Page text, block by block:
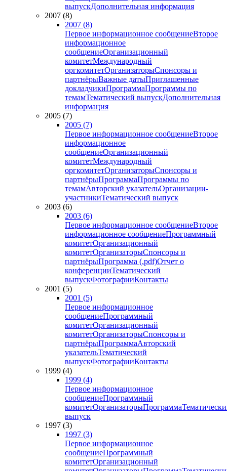
выпускДополнительная информация
2007 (8)
2007 (8)
Первое информационное сообщениеВторое
информационное
сообщениеОрганизационный
комитетМеждународный
оргкомитетОрганизаторыСпонсоры и
партнёрыВажные датыПриглашенные
докладчикиПрограммаПрограммы по
темамТематический выпускДополнительная
информация
2005 (7)
2005 (7)
Первое информационное сообщениеВторое
информационное
сообщениеОрганизационный
комитетМеждународный
оргкомитетОрганизаторыСпонсоры и
партнёрыПрограммаПрограммы по
темамАвторский указательОрганизации-
участникиТематический выпуск
2003 (6)
2003 (6)
Первое информационное сообщениеВторое
информационное сообщениеПрограммный
комитетОрганизационный
комитетОрганизаторыСпонсоры и
партнёрыПрограмма (.pdf)Отчет о
конференцииТематический
выпускФотографииКонтакты
2001 (5)
2001 (5)
Первое информационное
сообщениеПрограммный
комитетОрганизационный
комитетОрганизаторыСпонсоры и
партнёрыПрограммаАвторский
указательТематический
выпускФотографииКонтакты
1999 (4)
1999 (4)
Первое информационное
сообщениеПрограммный
комитетОрганизаторыПрограмма
выпуск
1997 (3)
1997 (3)
Первое информационное
сообщениеПрограммный
комитетОрганизационный